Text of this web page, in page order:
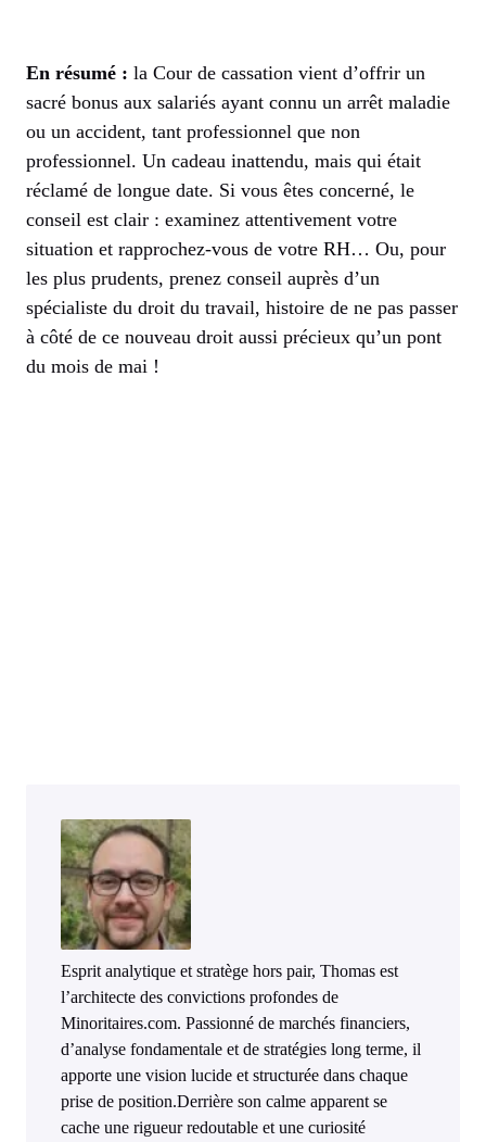
En résumé : la Cour de cassation vient d’offrir un
sacré bonus aux salariés ayant connu un arrêt maladie
ou un accident, tant professionnel que non
professionnel. Un cadeau inattendu, mais qui était
réclamé de longue date. Si vous êtes concerné, le
conseil est clair : examinez attentivement votre
situation et rapprochez-vous de votre RH… Ou, pour
les plus prudents, prenez conseil auprès d’un
spécialiste du droit du travail, histoire de ne pas passer
à côté de ce nouveau droit aussi précieux qu’un pont
du mois de mai !
Esprit analytique et stratège hors pair, Thomas est
l’architecte des convictions profondes de
Minoritaires.com. Passionné de marchés financiers,
d’analyse fondamentale et de stratégies long terme, il
apporte une vision lucide et structurée dans chaque
prise de position.Derrière son calme apparent se
cache une rigueur redoutable et une curiosité